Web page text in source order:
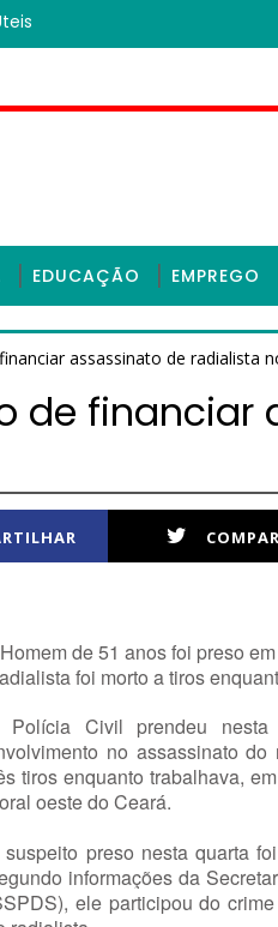
EDUCAÇÃO EMPREGO
assassinato de radialista
de financiar
de 51 anos foi preso
foi morto a tiros
Polícia Civil prendeu
no assassinato
tiros enquanto trabalhava,
oeste do Ceará.
suspeito preso nesta quarta
informações da
ele participou do